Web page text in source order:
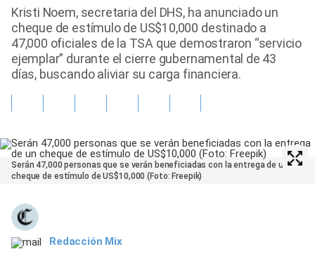
Vida Laboral
Tendencias Mix
Sports
Kristi Noem, secretaria del DHS, ha anunciado un
cheque de estímulo de US$10,000 destinado a
47,000 oficiales de la TSA que demostraron “servicio
ejemplar” durante el cierre gubernamental de 43
días, buscando aliviar su carga financiera.
Serán 47,000 personas que se verán beneficiadas con la entrega de un
cheque de estímulo de US$10,000 (Foto: Freepik)
Redacción Mix